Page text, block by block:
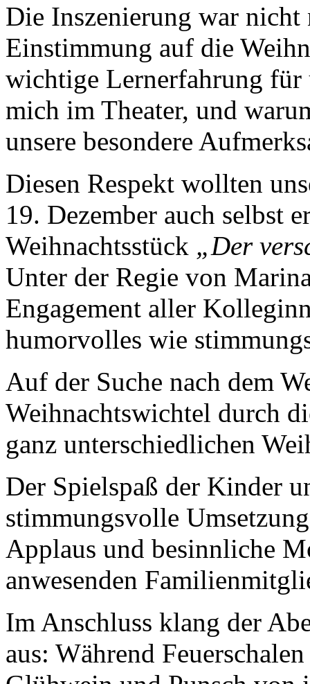
Die Inszenierung war nicht
Einstimmung auf die
wichtige Lernerfahrung für
mich im Theater, und
unsere besondere
Diesen Respekt wollten
19. Dezember auch selbst
Weihnachtsstück „Der
Unter der Regie von
Engagement aller
humorvolles wie
Auf der Suche nach dem
Weihnachtswichtel durch
ganz unterschiedlichen
Der Spielspaß der Kinder
stimmungsvolle
Applaus und besinnliche
anwesenden
Im Anschluss klang der
aus: Während